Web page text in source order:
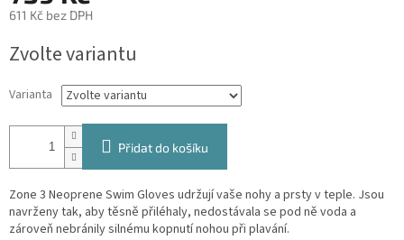
611 Kč bez DPH
cena:
Zvolte variantu
Varianta
Přidat do košíku
Zone 3 Neoprene Swim Gloves udržují vaše nohy a prsty v teple. Jsou
navrženy tak, aby těsně přiléhaly, nedostávala se pod ně voda a
zároveň nebránily silnému kopnutí nohou při plavání.